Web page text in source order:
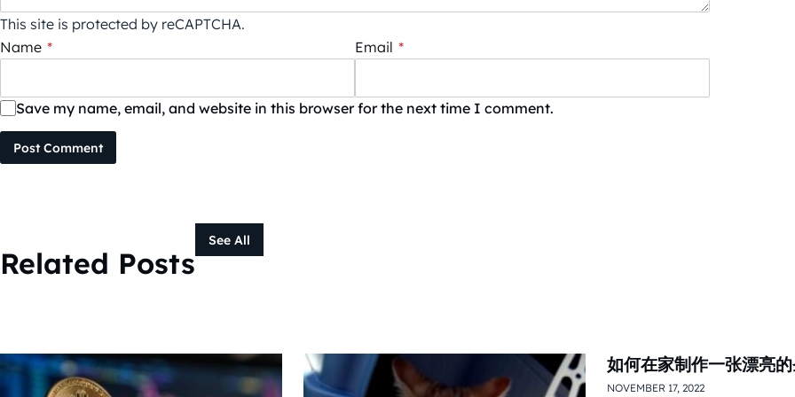
This site is protected by reCAPTCHA.
Name * Email *
Save my name, email, and website in this browser for the next time I comment.
Post Comment
Related Posts
See All
如何在家制作一张漂亮
NOVEMBER 17, 2022